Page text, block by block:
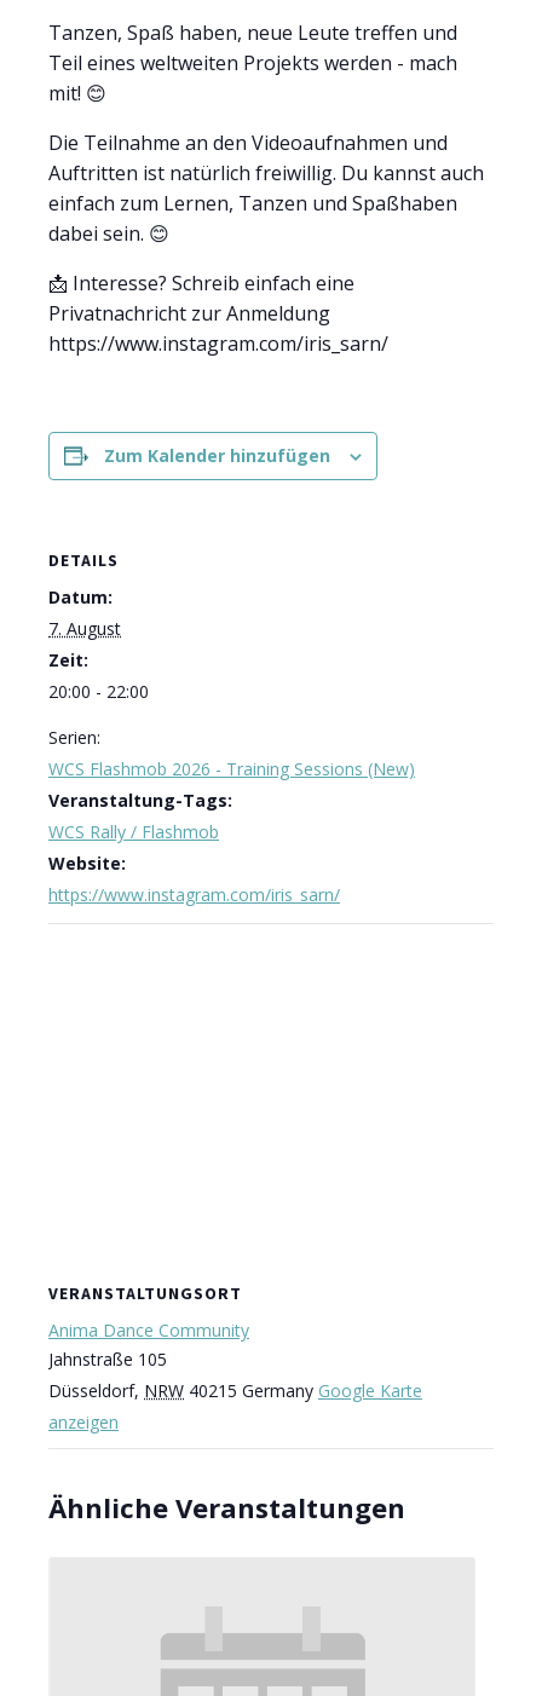
Tanzen, Spaß haben, neue Leute treffen und
Teil eines weltweiten Projekts werden - mach
mit! 😊
Die Teilnahme an den Videoaufnahmen und
Auftritten ist natürlich freiwillig. Du kannst auch
einfach zum Lernen, Tanzen und Spaßhaben
dabei sein. 😊
📩 Interesse? Schreib einfach eine
Privatnachricht zur Anmeldung
https://www.instagram.com/iris_sarn/
Zum Kalender hinzufügen
DETAILS
Datum:
7. August
Zeit:
20:00 - 22:00
Serien:
WCS Flashmob 2026 - Training Sessions (New)
Veranstaltung-Tags:
WCS Rally / Flashmob
Website:
https://www.instagram.com/iris_sarn/
VERANSTALTUNGSORT
Anima Dance Community
Jahnstraße 105
Düsseldorf, NRW 40215 Germany Google Karte
anzeigen
Ähnliche Veranstaltungen